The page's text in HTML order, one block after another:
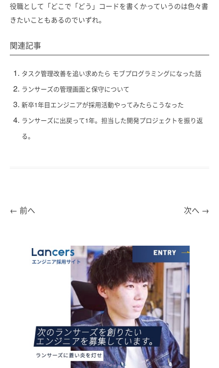
役職として「どこで「どう」コードを書くかっていうのは色々書
きたいこともあるのでいずれ。
関連記事
タスク管理改善を追い求めたら モブプログラミングになった話
ランサーズの管理画面と保守について
新卒1年目エンジニアが採用活動やってみたらこうなった
ランサーズに出戻って1年。担当した開発プロジェクトを振り返
る。
← 前へ 次へ →